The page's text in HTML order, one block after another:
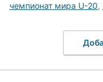
чемпионат мира U-20,